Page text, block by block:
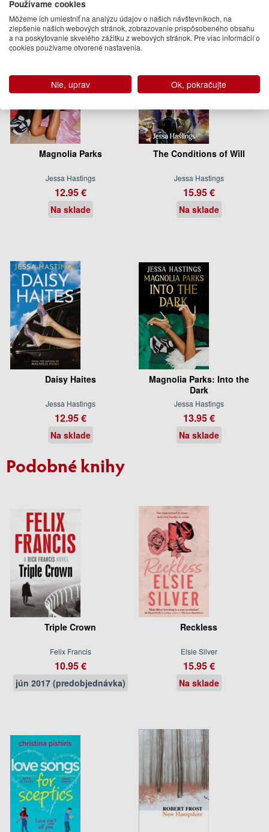
Magnolia Parks
Jessa Hastings
12.95 €
Na sklade
The Conditions of Will
Jessa Hastings
15.95 €
Na sklade
Daisy Haites
Jessa Hastings
12.95 €
Na sklade
Magnolia Parks: Into the
Dark
Jessa Hastings
13.95 €
Na sklade
Podobné knihy
Triple Crown
Felix Francis
10.95 €
jún 2017 (predobjednávka)
Reckless
Elsie Silver
15.95 €
Na sklade
Používame cookies
Môžeme ich umiestniť na analýzu údajov o našich návštevníkoch, na
zlepšenie našich webových stránok, zobrazovanie prispôsobeného obsahu
a na poskytovanie skvelého zážitku z webových stránok. Pre viac informácií o
cookies používame otvorené nastavenia.
Nie, uprav Ok, pokračujte